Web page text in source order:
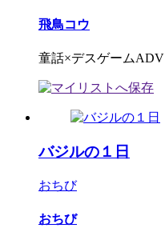
飛鳥コウ
童話×デスゲームADV
バジルの１日
おちび
おちび